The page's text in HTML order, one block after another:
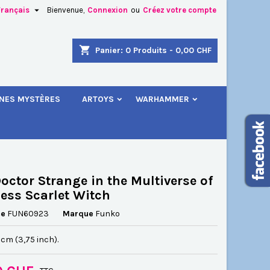
Bienvenue, Connexion ou Créez votre compte

shopping_cart Panier: 0 Produits - 0,00 CHF
MYSTÈRES ARTOYS WARHAMMER
Strange in the Multiverse of
Scarlet Witch
FUN60923 Marque Funko
cm (3,75 inch).